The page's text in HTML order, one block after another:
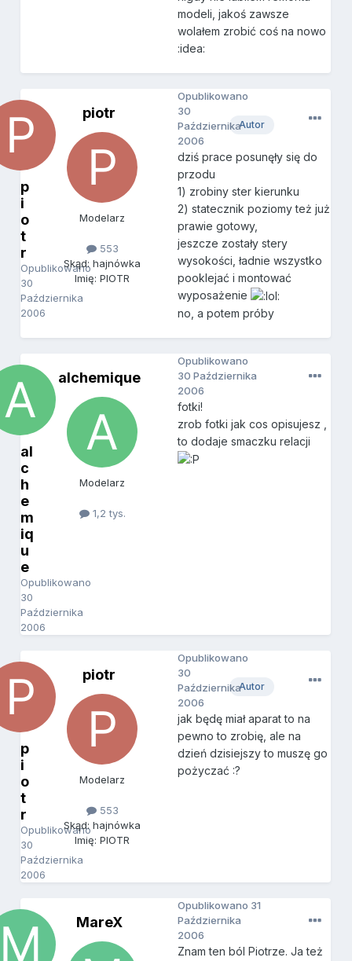
modeli, jakoś zawsze
wolałem zrobić coś na nowo
:idea:
p
i
o
t
r
Opublikowano
30
Października
2006
piotr
Modelarz
553
Skąd: hajnówka
Imię: PIOTR
Autor
Opublikowano
30
Października
2006
dziś prace posunęły się do
przodu
1) zrobiny ster kierunku
2) statecznik poziomy też już
prawie gotowy,
jeszcze zostały stery
wysokości, ładnie wszystko
pooklejać i montować
wyposażenie
no, a potem próby
al
c
h
e
m
iq
u
e
Opublikowano
30
Października
2006
alchemique
Modelarz
1,2 tys.
Opublikowano
30 Października
2006
fotki!
zrob fotki jak cos opisujesz ,
to dodaje smaczku relacji
p
i
o
t
r
Opublikowano
30
Października
2006
piotr
Modelarz
553
Skąd: hajnówka
Imię: PIOTR
Autor
Opublikowano
30
Października
2006
jak będę miał aparat to na
pewno to zrobię, ale na
dzień dzisiejszy to muszę go
pożyczać :?
MareX
Opublikowano 31
Października
2006
Znam ten ból Piotrze. Ja też